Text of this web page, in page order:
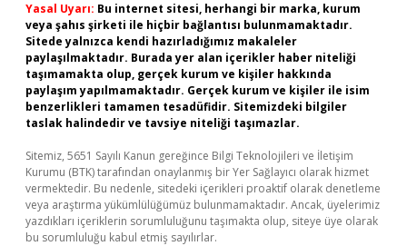
Yasal Uyarı: Bu internet sitesi, herhangi bir marka, kurum
veya şahıs şirketi ile hiçbir bağlantısı bulunmamaktadır.
Sitede yalnızca kendi hazırladığımız makaleler
paylaşılmaktadır. Burada yer alan içerikler haber niteliği
taşımamakta olup, gerçek kurum ve kişiler hakkında
paylaşım yapılmamaktadır. Gerçek kurum ve kişiler ile isim
benzerlikleri tamamen tesadüfidir. Sitemizdeki bilgiler
taslak halindedir ve tavsiye niteliği taşımazlar.
Sitemiz, 5651 Sayılı Kanun gereğince Bilgi Teknolojileri ve İletişim
Kurumu (BTK) tarafından onaylanmış bir Yer Sağlayıcı olarak hizmet
vermektedir. Bu nedenle, sitedeki içerikleri proaktif olarak denetleme
veya araştırma yükümlülüğümüz bulunmamaktadır. Ancak, üyelerimiz
yazdıkları içeriklerin sorumluluğunu taşımakta olup, siteye üye olarak
bu sorumluluğu kabul etmiş sayılırlar.